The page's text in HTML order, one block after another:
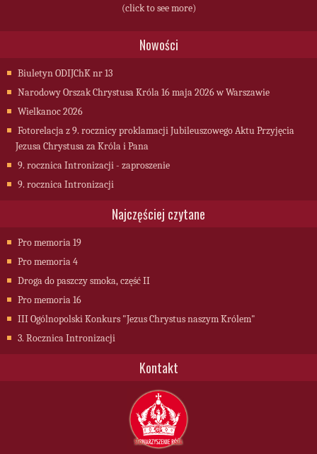
(click to see more)
Nowości
Biuletyn ODIJChK nr 13
Narodowy Orszak Chrystusa Króla 16 maja 2026 w Warszawie
Wielkanoc 2026
Fotorelacja z 9. rocznicy proklamacji Jubileuszowego Aktu Przyjęcia
Jezusa Chrystusa za Króla i Pana
9. rocznica Intronizacji - zaproszenie
9. rocznica Intronizacji
Najczęściej czytane
Pro memoria 19
Pro memoria 4
Droga do paszczy smoka, część II
Pro memoria 16
III Ogólnopolski Konkurs "Jezus Chrystus naszym Królem"
3. Rocznica Intronizacji
Kontakt